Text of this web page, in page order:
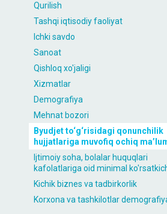
Qurilish
Tashqi iqtisodiy faoliyat
Ichki savdo
Sanoat
Qishloq xo'jaligi
Xizmatlar
Demografiya
Mehnat bozori
Byudjet to‘g‘risidagi qonunchilik
hujjatlariga muvofiq ochiq
Ijtimoiy soha, bolalar huquqlari
kafolatlariga oid minimal
Kichik biznes va tadbirkorlik
Korxona va tashkilotlar